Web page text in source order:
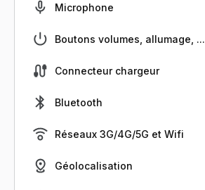
Microphone
Boutons volumes, allumage, ...
Connecteur chargeur
Bluetooth
Réseaux 3G/4G/5G et Wifi
Géolocalisation